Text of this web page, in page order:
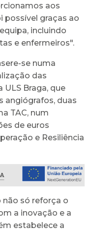
aos
possível graças ao
incluindo
e enfermeiros".
se numa
das
Braga, que
angiógrafos, duas
TAC, num
de euros
e Resiliência
só reforça o
a inovação e a
estabelece a